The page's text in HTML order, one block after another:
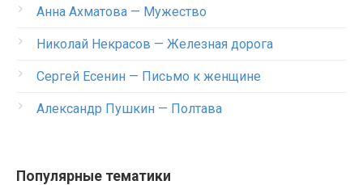
Анна Ахматова — Мужество
Николай Некрасов — Железная дорога
Сергей Есенин — Письмо к женщине
Александр Пушкин — Полтава
Популярные тематики